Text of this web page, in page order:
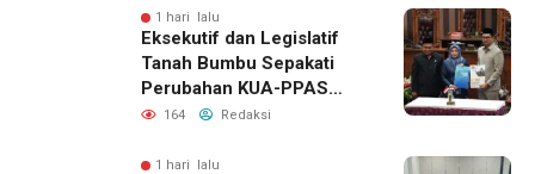
1 hari lalu
Eksekutif dan Legislatif
Tanah Bumbu Sepakati
Perubahan KUA-PPAS
2026, Perkuat Sinergi
164 Redaksi
1 hari lalu